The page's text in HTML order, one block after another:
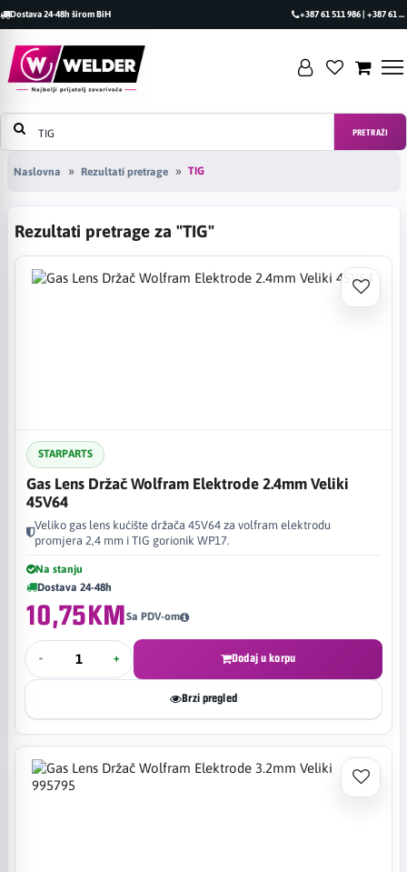
Dostava 24-48h širom BiH +387 61 511 986 | +387 61 493 470
PRETRAŽI
Naslovna Rezultati pretrage TIG
Rezultati pretrage za "TIG"
STARPARTS
Gas Lens Držač Wolfram Elektrode 2.4mm Veliki
45V64
Veliko gas lens kućište držača 45V64 za volfram elektrodu
promjera 2,4 mm i TIG gorionik WP17.
Na stanju
Dostava 24-48h
10,75KMSa PDV-om
- + Dodaj u korpu
Brzi pregled